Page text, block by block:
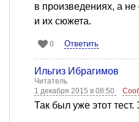
в произведениях, а
и их сюжета.
0 Ответить
Ильгиз Ибрагимов
Читатель
1 декабря 2015 в 08:50
Так был уже этот